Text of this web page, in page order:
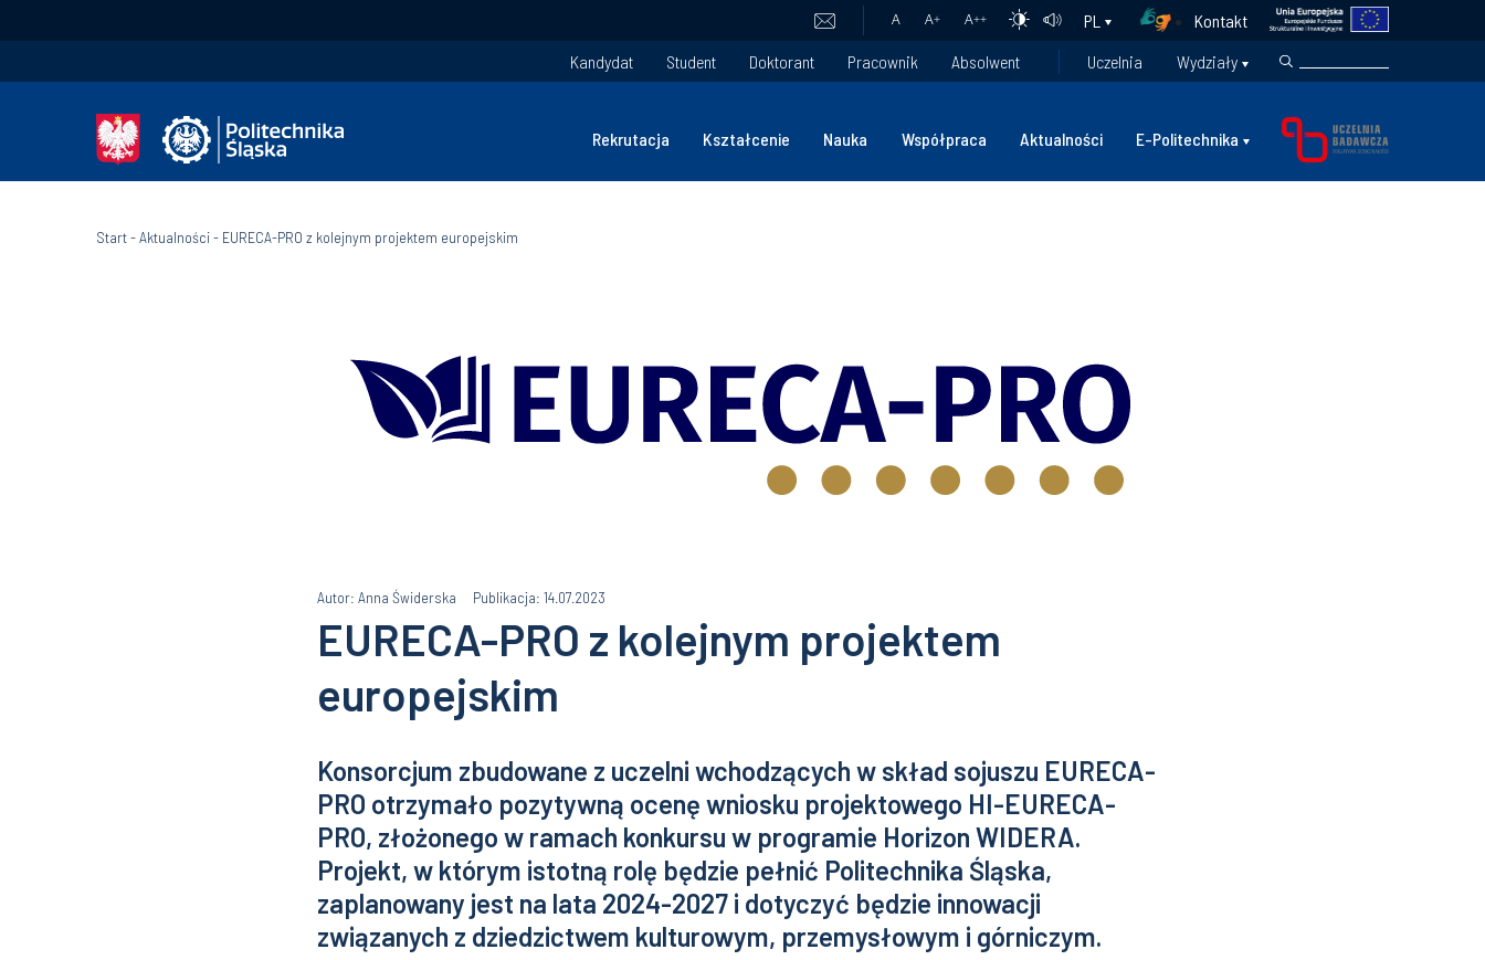
A A+ A++ PL
Kontakt
Kandydat
Student Doktorant Pracownik Absolwent Uczelnia Wydziały
Rekrutacja Kształcenie Nauka Współpraca Aktualności E-Politechnika
Start-Aktualności- EURECA-PRO z kolejnym projektem europejskim
Autor: Anna Świderska Publikacja: 14.07.2023
EURECA-PRO z kolejnym projektem
europejskim
Konsorcjum zbudowane z uczelni wchodzących w skład sojuszu EURECA-
PRO otrzymało pozytywną ocenę wniosku projektowego HI-EURECA-
PRO, złożonego w ramach konkursu w programie Horizon WIDERA.
Projekt, w którym istotną rolę będzie pełnić Politechnika Śląska,
zaplanowany jest na lata 2024-2027 i dotyczyć będzie innowacji
związanych z dziedzictwem kulturowym, przemysłowym i górniczym.